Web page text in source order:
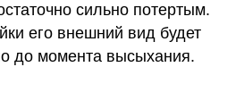
сильно потертым.
его внешний вид будет
до момента высыхания.